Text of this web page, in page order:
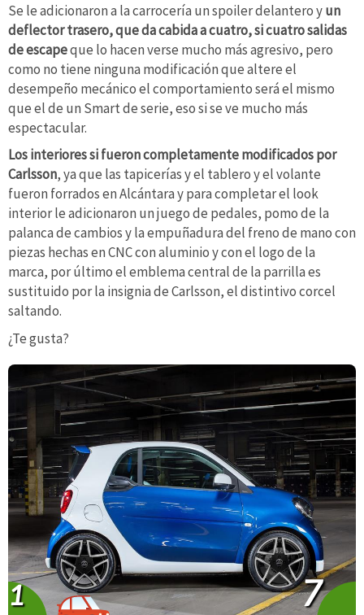
Se le adicionaron a la carrocería un spoiler delantero yun
deflector trasero, que da cabida a cuatro, si cuatro salidas
de escapeque lo hacen verse mucho más agresivo, pero
como no tiene ninguna modificación que altere el
desempeño mecánico el comportamiento será el mismo
que el de un Smart de serie, eso si se ve mucho más
espectacular.
Los interiores si fueron completamente modificados por
Carlsson, ya que las tapicerías y el tablero y el volante
fueron forrados en Alcántara y para completar el look
interior le adicionaron un juego de pedales, pomo de la
palanca de cambios y la empuñadura del freno de mano con
piezas hechas en CNC con aluminio y con el logo de la
marca, por último el emblema central de la parrilla es
sustituido por la insignia de Carlsson, el distintivo corcel
saltando.
¿Te gusta?
1 7